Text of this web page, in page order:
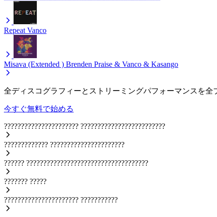
Repeat Vanco
Misava (Extended ) Brenden Praise & Vanco & Kasango
全ディスコグラフィーとストリーミングパフォーマンスを全
今すぐ無料で始める
?????????????????????? ?????????????????????????
????????????? ??????????????????????
?????? ????????????????????????????????????
??????? ?????
?????????????????????? ???????????